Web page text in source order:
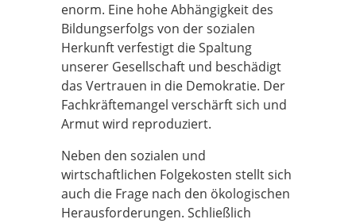
enorm. Eine hohe Abhängigkeit des
Bildungserfolgs von der sozialen
Herkunft verfestigt die Spaltung
unserer Gesellschaft und beschädigt
das Vertrauen in die Demokratie. Der
Fachkräftemangel verschärft sich und
Armut wird reproduziert.
Neben den sozialen und
wirtschaftlichen Folgekosten stellt sich
auch die Frage nach den ökologischen
Herausforderungen. Schließlich